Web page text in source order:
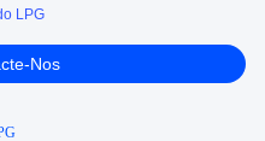
LPG
Nos